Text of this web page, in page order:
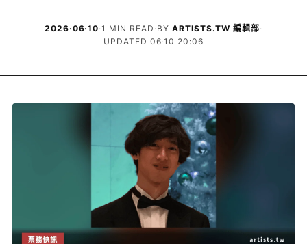
2026·06·10·1 MIN READ · BY ARTISTS.TW 編輯部·
UPDATED 06·10 20:06